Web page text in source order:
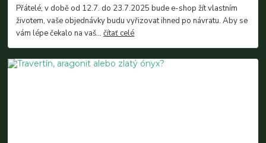
Přátelé, v době od 12.7. do 23.7.2025 bude e-shop žít vlastním
životem, vaše objednávky budu vyřizovat ihned po návratu. Aby se
vám lépe čekalo na vaš...čítať celé